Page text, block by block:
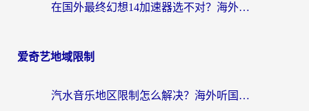
在国外最终幻想14加速器选不对？海外玩家的国服游戏加速避坑指南
爱奇艺地域限制
汽水音乐地区限制怎么解决？海外听国内音乐的实用指南来了